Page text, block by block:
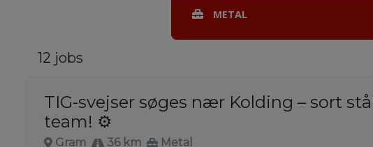
METAL
12 jobs
TIG-svejser søges nær Kolding – sort
team! ⚙️
Gram 36 km Metal